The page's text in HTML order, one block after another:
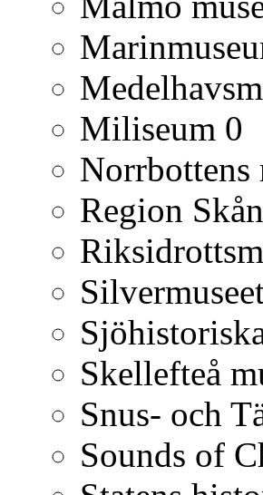
Miliseum 0
Norrbottens
Region
Skellefteå
Snus- och
Sounds of